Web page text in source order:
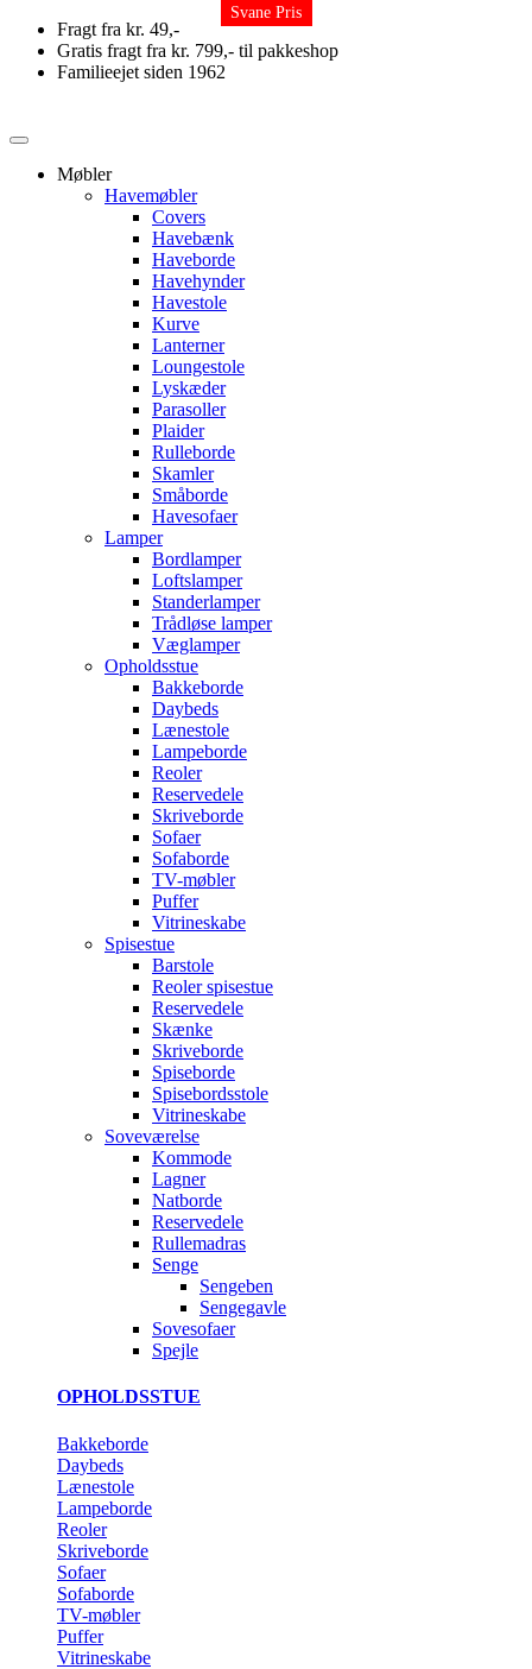
Skip
content
Fragt fra kr. 49,-
Gratis fragt fra kr. 799,- til pakkeshop
Familieejet siden 1962
Møbler
Havemøbler
Covers
Havebænk
Haveborde
Havehynder
Havestole
Kurve
Lanterner
Loungestole
Lyskæder
Parasoller
Plaider
Rulleborde
Skamler
Småborde
Havesofaer
Lamper
Bordlamper
Loftslamper
Standerlamper
Trådløse lamper
Væglamper
Opholdsstue
Bakkeborde
Daybeds
Lænestole
Lampeborde
Reoler
Reservedele
Skriveborde
Sofaer
Sofaborde
TV-møbler
Puffer
Vitrineskabe
Spisestue
Barstole
Reoler spisestue
Reservedele
Skænke
Skriveborde
Spiseborde
Spisebordsstole
Vitrineskabe
Soveværelse
Kommode
Lagner
Natborde
Reservedele
Rullemadras
Senge
Sengeben
Sengegavle
Sovesofaer
Spejle
OPHOLDSSTUE
Bakkeborde
Daybeds
Lænestole
Lampeborde
Reoler
Skriveborde
Sofaer
Sofaborde
TV-møbler
Puffer
Vitrineskabe
Svane Pris
Svane Pris